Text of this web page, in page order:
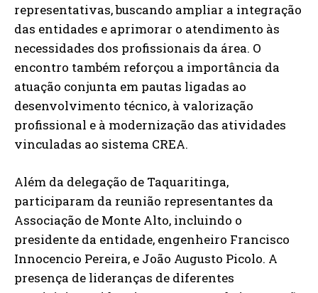
representativas, buscando ampliar a integração
das entidades e aprimorar o atendimento às
necessidades dos profissionais da área. O
encontro também reforçou a importância da
atuação conjunta em pautas ligadas ao
desenvolvimento técnico, à valorização
profissional e à modernização das atividades
vinculadas ao sistema CREA.
Além da delegação de Taquaritinga,
participaram da reunião representantes da
Associação de Monte Alto, incluindo o
presidente da entidade, engenheiro Francisco
Innocencio Pereira, e João Augusto Picolo. A
presença de lideranças de diferentes